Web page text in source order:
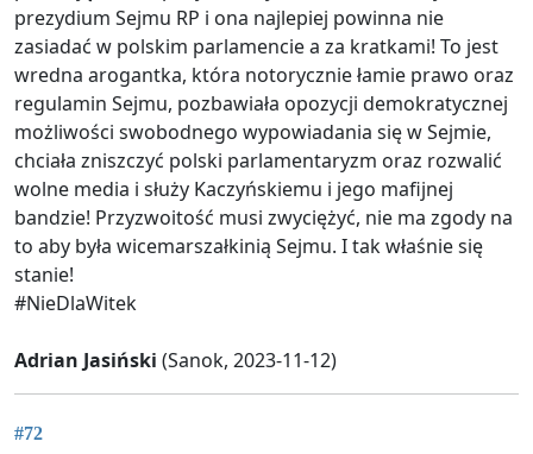
prezydium Sejmu RP i ona najlepiej powinna nie
zasiadać w polskim parlamencie a za kratkami! To jest
wredna arogantka, która notorycznie łamie prawo oraz
regulamin Sejmu, pozbawiała opozycji demokratycznej
możliwości swobodnego wypowiadania się w Sejmie,
chciała zniszczyć polski parlamentaryzm oraz rozwalić
wolne media i służy Kaczyńskiemu i jego mafijnej
bandzie! Przyzwoitość musi zwyciężyć, nie ma zgody na
to aby była wicemarszałkinią Sejmu. I tak właśnie się
stanie!
#NieDlaWitek
Adrian Jasiński (Sanok, 2023-11-12)
#72